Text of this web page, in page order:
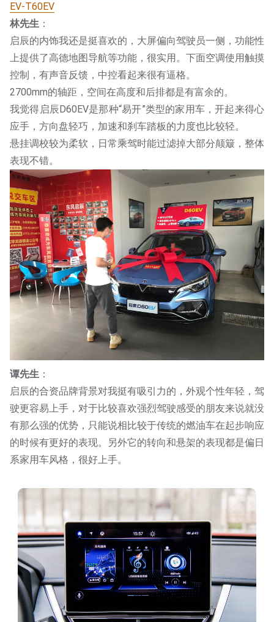
EV-T60EV
林先生 ：
启辰的内饰我还是挺喜欢的，大屏偏向驾驶员一侧，功能性
上提供了高德地图导航等功能，很实用。下面空调使用触摸
控制，有声音反馈，中控看起来很有逼格。
2700mm的轴距，空间在高度和后排都是有富余的。
我觉得启辰D60EV是那种“易开”类型的家用车，开起来得心
应手，方向盘轻巧，加速和刹车踏板的力度也比较轻。
悬挂调校较为柔软，日常乘驾时能过滤掉大部分颠簸，整体
表现不错。
谭先生 ：
启辰的合资品牌背景对我挺有吸引力的，外观个性年轻，驾
驶更容易上手，对于比较喜欢强烈驾驶感受的朋友来说就没
有那么强的优势，只能说相比较于传统的燃油车在起步响应
的时候有更好的表现。另外它的转向和悬架的表现都是偏日
系家用车风格，很好上手。